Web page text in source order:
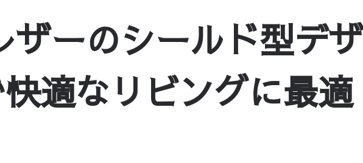
ザーのシールド型デ
適なリビングに最